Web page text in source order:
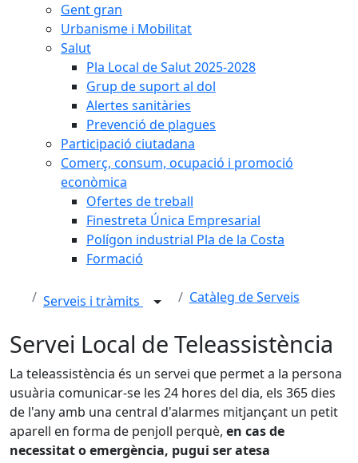
Gent gran
Urbanisme i Mobilitat
Salut
Pla Local de Salut 2025-2028
Grup de suport al dol
Alertes sanitàries
Prevenció de plagues
Participació ciutadana
Comerç, consum, ocupació i promoció
econòmica
Ofertes de treball
Finestreta Única Empresarial
Polígon industrial Pla de la Costa
Formació
Serveis i tràmits Catàleg de Serveis
Servei Local de Teleassistència
La teleassistència és un servei que permet a la persona
usuària comunicar-se les 24 hores del dia, els 365 dies
de l'any amb una central d'alarmes mitjançant un petit
aparell en forma de penjoll perquè, en cas de
necessitat o emergència, pugui ser atesa